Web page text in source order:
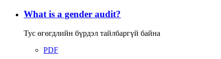
What is a gender audit?
Тус өгөгдлийн бүрдэл тайлбаргүй байна
PDF